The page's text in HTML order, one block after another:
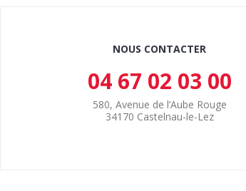
NOUS CONTACTER
04 67 02 03 00
580, Avenue de l’Aube Rouge
34170 Castelnau-le-Lez